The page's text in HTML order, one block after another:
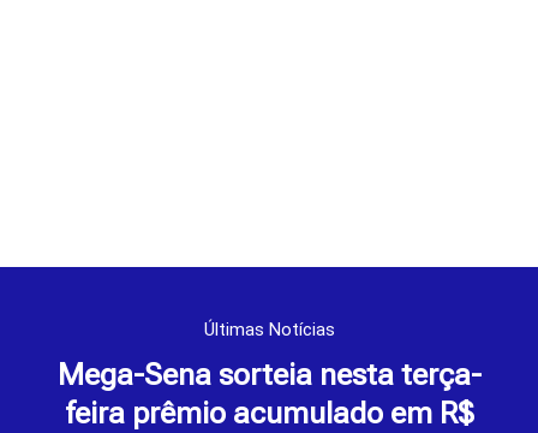
Últimas Notícias
Mega-Sena sorteia nesta terça-
feira prêmio acumulado em R$